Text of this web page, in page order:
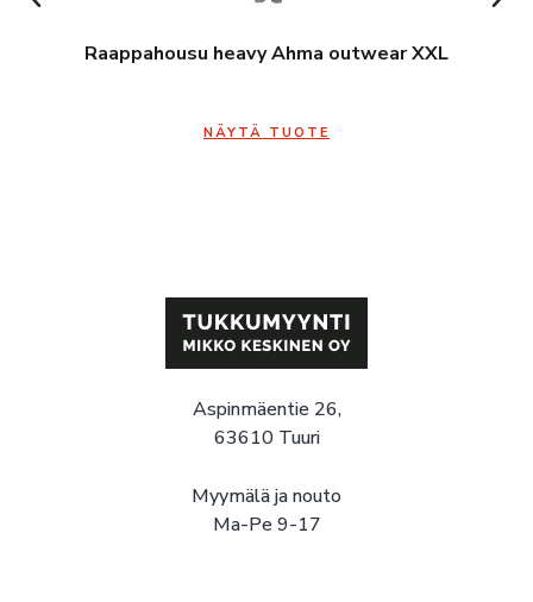
Raappahousu heavy Ahma outwear XXL
NÄYTÄ TUOTE
Aspinmäentie 26,
63610 Tuuri
Myymälä ja nouto
Ma-Pe 9-17